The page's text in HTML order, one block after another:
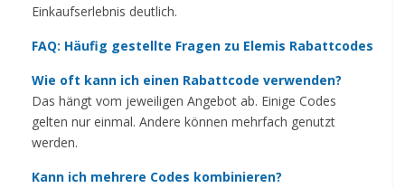
Einkaufserlebnis deutlich.
FAQ: Häufig gestellte Fragen zu Elemis Rabattcodes
Wie oft kann ich einen Rabattcode verwenden?
Das hängt vom jeweiligen Angebot ab. Einige Codes
gelten nur einmal. Andere können mehrfach genutzt
werden.
Kann ich mehrere Codes kombinieren?